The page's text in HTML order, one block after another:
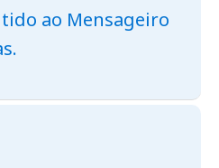
ao Mensageiro